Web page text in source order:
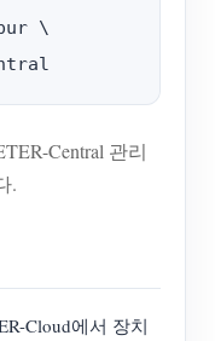
\
Central 관리
.
Cloud에서 장치